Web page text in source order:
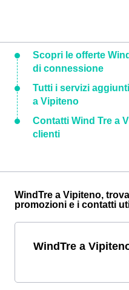
Scopri le offerte
di connessione
Tutti i servizi
a Vipiteno
Contatti Wind Tre a
clienti
WindTre a Vipiteno,
promozioni e i contatti
WindTre a